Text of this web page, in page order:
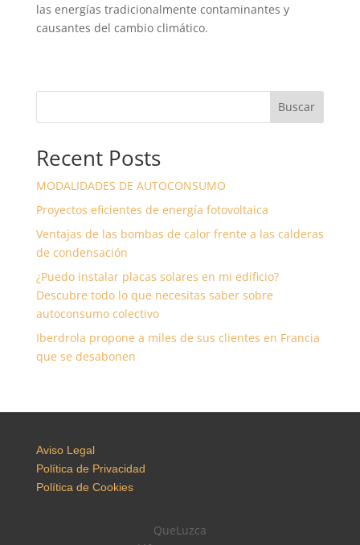
las energías tradicionalmente contaminantes y
causantes del cambio climático.
Buscar
Recent Posts
MODALIDADES DE AUTOCONSUMO
Proyectos eficientes de energía fotovoltaica
Ventajas de las bombas de calor frente a las calderas
de condensación
¿Puedo instalar placas solares en mi edificio?
Descubre todo lo que necesitas saber sobre
autoconsumo colectivo
Iberdrola propone a miles de sus clientes en Francia
que se desabonen
Aviso Legal
Política de Privacidad
Política de Cookies
QueLuzca